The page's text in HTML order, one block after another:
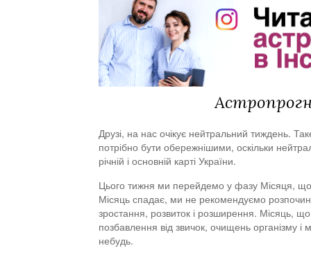
Друзі, на нас очікує нейтральний тиждень.
потрібно бути обережнішими, оскільки
річній і основній карті України.
Цього тижня ми перейдемо у фазу Місяця,
Місяць спадає, ми не рекомендуємо
зростання, розвиток і розширення. Місяць,
позбавлення від звичок, очищень організму
небудь.